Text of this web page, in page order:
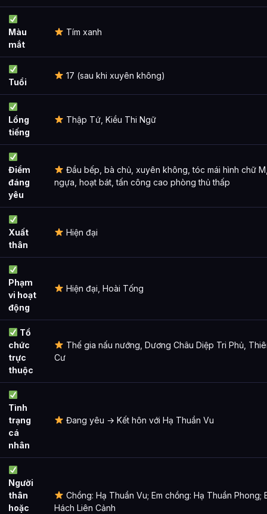
Màu
mắt
Tím xanh
Tuổi
17 (sau khi xuyên không)
Lồng
tiếng
Thập Tứ, Kiều Thi Ngữ
Điểm
đáng
yêu
Đầu bếp, bà chủ, xuyên không, tóc mái hình chữ
ngựa, hoạt bát, tấn công cao phòng thủ thấp
Xuất
thân
Hiện đại
Phạm
vi hoạt
động
Hiện đại, Hoài Tống
Tổ
chức
trực
thuộc
Thế gia nấu nướng, Dương Châu Diệp Tri Phủ,
Cư
Tình
trạng
cá
nhân
Đang yêu → Kết hôn với Hạ Thuần Vu
Người
thân
hoặc
Chồng: Hạ Thuần Vu; Em chồng: Hạ Thuần Phong;
Hách Liên Cảnh